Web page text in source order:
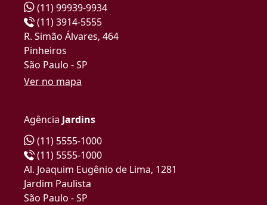
(11) 99939-9934
(11) 3914-5555
R. Simão Álvares, 464
Pinheiros
São Paulo - SP
Ver no mapa
Agência Jardins
(11) 5555-1000
(11) 5555-1000
Al. Joaquim Eugênio de Lima, 1281
Jardim Paulista
São Paulo - SP